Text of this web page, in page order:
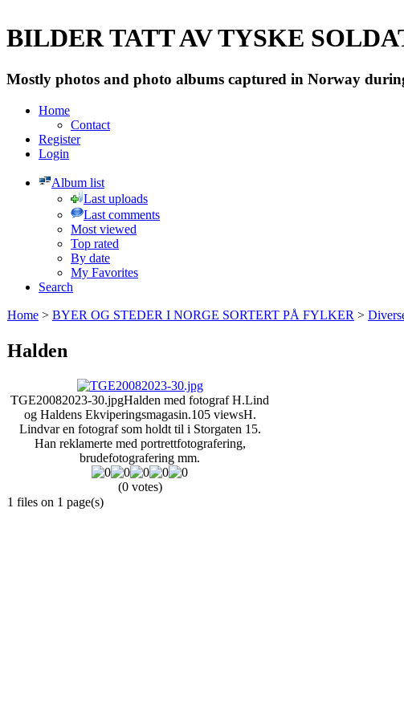
BILDER TATT AV TYSKE
Mostly photos and photo albums captured in Norway
Home
Contact
Register
Login
Album list
Last uploads
Last comments
Most viewed
Top rated
By date
My Favorites
Search
Home > BYER OG STEDER I NORGE SORTERT PÅ FYLKER >
Halden
TGE20082023-30.jpgHalden med fotograf H.Lind
og Haldens Ekviperingsmagasin.105 viewsH.
Lindvar en fotograf som holdt til i Storgaten 15.
Han reklamerte med portrettfotografering,
brudefotografering mm.
(0 votes)
1 files on 1 page(s)